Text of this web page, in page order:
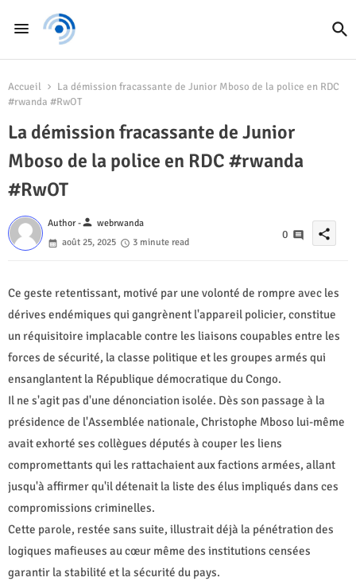
Accueil
La démission fracassante de Junior Mboso de la police en RDC
#rwanda #RwOT
La démission fracassante de Junior
Mboso de la police en RDC #rwanda
#RwOT
Author -person webrwanda
août 25, 2025
3 minute read
0 share
Ce geste retentissant, motivé par une volonté de rompre avec les
dérives endémiques qui gangrènent l'appareil policier, constitue
un réquisitoire implacable contre les liaisons coupables entre les
forces de sécurité, la classe politique et les groupes armés qui
ensanglantent la République démocratique du Congo.
Il ne s'agit pas d'une dénonciation isolée. Dès son passage à la
présidence de l'Assemblée nationale, Christophe Mboso lui-même
avait exhorté ses collègues députés à couper les liens
compromettants qui les rattachaient aux factions armées, allant
jusqu'à affirmer qu'il détenait la liste des élus impliqués dans ces
compromissions criminelles.
Cette parole, restée sans suite, illustrait déjà la pénétration des
logiques mafieuses au cœur même des institutions censées
garantir la stabilité et la sécurité du pays.